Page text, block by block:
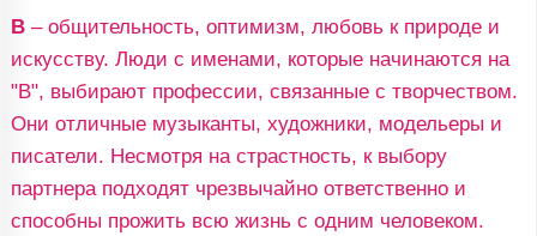
В– общительность, оптимизм, любовь к природе и
искусству. Люди с именами, которые начинаются на
"В", выбирают профессии, связанные с творчеством.
Они отличные музыканты, художники, модельеры и
писатели. Несмотря на страстность, к выбору
партнера подходят чрезвычайно ответственно и
способны прожить всю жизнь с одним человеком.